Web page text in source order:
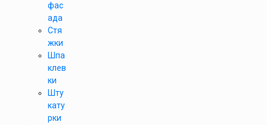
фас
ада
Стя
жки
Шпа
клев
ки
Шту
кату
рки